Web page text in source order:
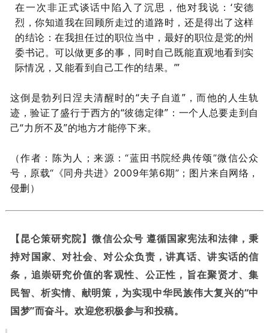
在一次非正式谈话中陷入了沉思，他对我说：‘安德
烈，你知道我在回顾所走过的道路时，还是得出了这样
的结论：在我担任过的职位当中，最好的职位是党的州
委书记。可以做更多的事，同时自己既能直观地看到实
际情况，又能看到自己工作的结果。’”
这倒是勃列日涅夫清醒时的“夫子自道”，而他的人生轨
迹，验证了盛行于西方的“彼德定律”：一个人总要走到自
己“力所不及”的地方才能停下来。
（作者：陈为人；来源：“蓝田书院经典传颂”微信公众
号，原载“《同舟共进》2009年第6期”；图片来自网络，
侵删）
【昆仑策研究院】微信公众号 遵循国家宪法和法律，秉
持对国家、对社会、对公众负责，讲真话、讲实话的信
条，追崇研究价值的客观性、公正性，旨在聚贤才、集
民智、析实情、献明策，为实现中华民族伟大复兴的“中
国梦”而奋斗。欢迎您积极参与和投稿。